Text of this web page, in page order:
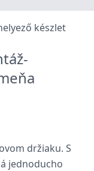
držiaku. S
jednoducho